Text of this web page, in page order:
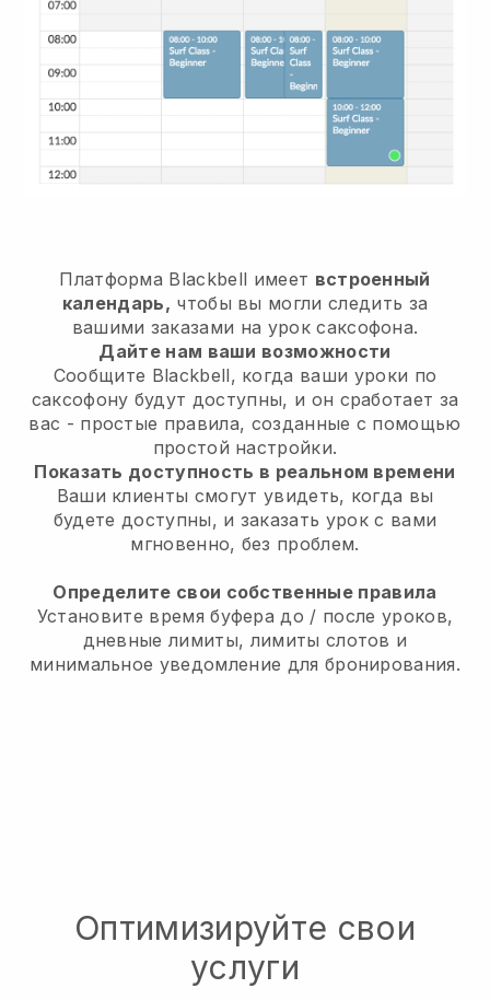
Платформа Blackbell имеет встроенный
календарь, чтобы вы могли следить за
вашими заказами на урок саксофона.
Дайте нам ваши возможности
Сообщите Blackbell, когда ваши уроки по
саксофону будут доступны, и он сработает за
вас - простые правила, созданные с помощью
простой настройки.
Показать доступность в реальном времени
Ваши клиенты смогут увидеть, когда вы
будете доступны, и заказать урок с вами
мгновенно, без проблем.
Определите свои собственные правила
Установите время буфера до / после уроков,
дневные лимиты, лимиты слотов и
минимальное уведомление для бронирования.
Оптимизируйте свои
услуги